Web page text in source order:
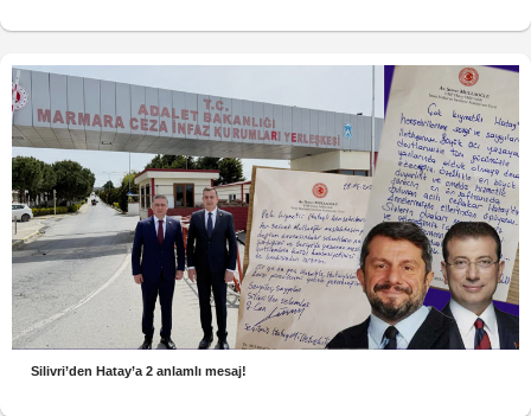
Silivri’den Hatay’a 2 anlamlı mesaj!